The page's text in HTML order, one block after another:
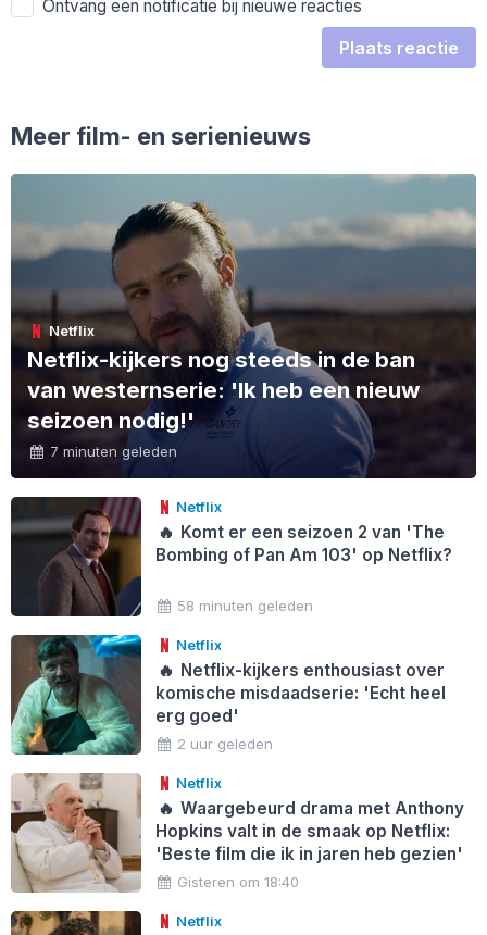
Ontvang een notificatie bij nieuwe reacties
Plaats reactie
Meer film- en serienieuws
Netflix
Netflix-kijkers nog steeds in de ban
van westernserie: 'Ik heb een nieuw
seizoen nodig!'
7 minuten geleden
Netflix
🔥 Komt er een seizoen 2 van 'The
Bombing of Pan Am 103' op Netflix?
58 minuten geleden
Netflix
🔥 Netflix-kijkers enthousiast over
komische misdaadserie: 'Echt heel
erg goed'
2 uur geleden
Netflix
🔥 Waargebeurd drama met Anthony
Hopkins valt in de smaak op Netflix:
'Beste film die ik in jaren heb gezien'
Gisteren om 18:40
Netflix